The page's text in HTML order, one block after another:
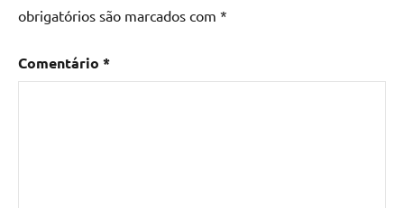
obrigatórios são marcados com *
Comentário *